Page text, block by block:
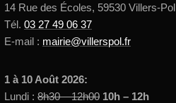
14 Rue des Écoles, 59530 Villers-Pol
Tél. 03 27 49 06 37
E-mail : mairie@villerspol.fr
1 à 10 Août 2026:
Lundi : 8h30 – 12h00 10h – 12h